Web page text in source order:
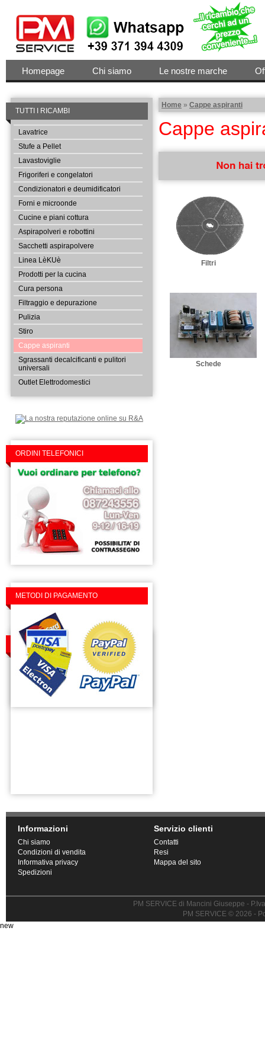
Homepage Chi siamo Le nostre marche
TUTTI I RICAMBI
Lavatrice
Stufe a Pellet
Lavastoviglie
Frigoriferi e congelatori
Condizionatori e deumidificatori
Forni e microonde
Cucine e piani cottura
Aspirapolveri e robottini
Sacchetti aspirapolvere
Linea LèKUè
Prodotti per la cucina
Cura persona
Filtraggio e depurazione
Pulizia
Stiro
Cappe aspiranti
Sgrassanti decalcificanti e pulitori
universali
Outlet Elettrodomestici
ORDINI TELEFONICI
METODI DI PAGAMENTO
TROVACI SU FACEBOOK
Home » Cappe aspiranti
Cappe
Tipo di Elettrodomestico:
Inserisci descrizione
Filtri
Schede
Informazioni
Chi siamo
Condizioni di vendita
Informativa privacy
Spedizioni
Servizio clienti
Contatti
Resi
Mappa del sito
PM SERVICE di Mancini Giuseppe -
PM SERVICE © 2026 -
new